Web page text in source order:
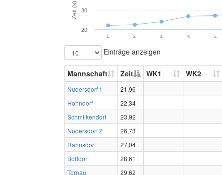
Zeit (s)
1. 2. 3. 4. 5.
20
30
Einträge anzeigen
Mannschaft Zeit WK1 WK2
Nudersdorf 1
21,96
Hohndorf
22,34
Schmilkendorf
23,92
Nudersdorf 2
26,73
Rahnsdorf
27,04
Boßdorf
28,61
Tornau
29,62